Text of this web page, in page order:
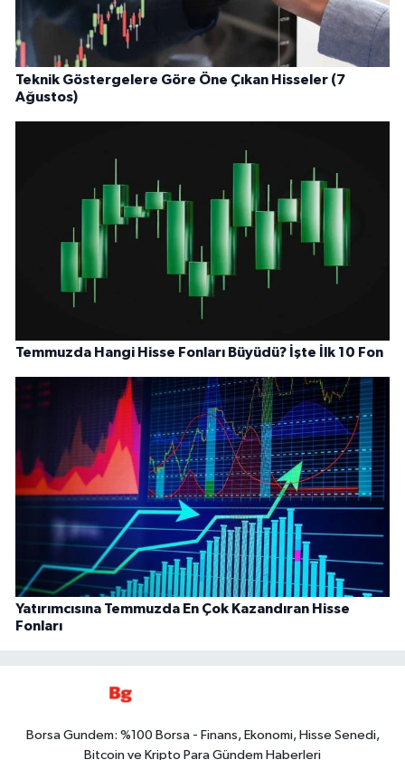
Teknik Göstergelere Göre Öne Çıkan Hisseler (7
Ağustos)
Temmuzda Hangi Hisse Fonları Büyüdü? İşte İlk 10 Fon
Yatırımcısına Temmuzda En Çok Kazandıran Hisse
Fonları
Borsa Gundem: %100 Borsa - Finans, Ekonomi, Hisse Senedi,
Bitcoin ve Kripto Para Gündem Haberleri